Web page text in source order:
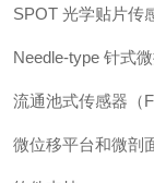
SPOT 光学贴片传
Needle-type 针式
流通池式传感器（
微位移平台和微剖